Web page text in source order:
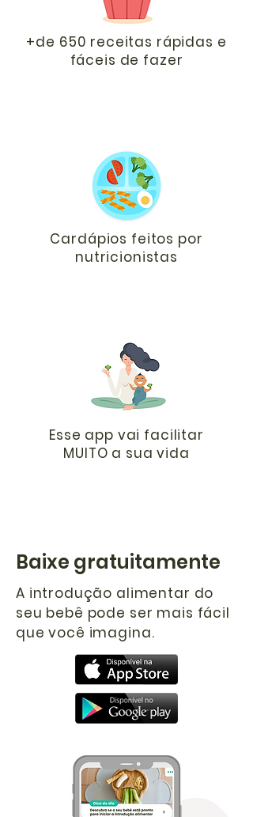
+de 650 receitas rápidas e
fáceis de fazer
Cardápios feitos por
nutricionistas
Esse app vai facilitar
MUITO a sua vida
Baixe gratuitamente
A introdução alimentar do
seu bebê pode ser mais fácil
que você imagina.